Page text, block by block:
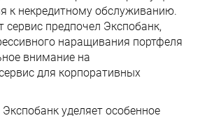
к некредитному обслуживанию.
сервис предпочел Экспобанк,
наращивания портфеля
внимание на
для корпоративных
уделяет особенное